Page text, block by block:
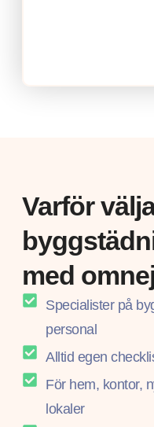
Varför
med
Specialister på
personal
Alltid egen
För hem, kontor,
lokaler